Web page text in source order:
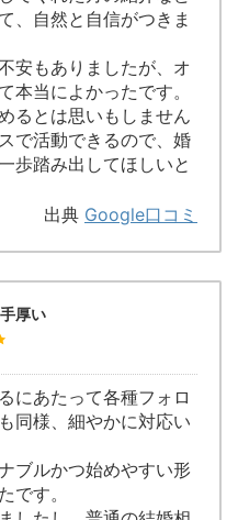
、自然と自信がつきま
安もありましたが、オ
本当によかったです。
るとは思いもしません
で活動できるので、婚
歩踏み出してほしいと
出典 Google口コミ
厚い
にあたって各種フォロ
同様、細やかに対応い
ブルかつ始めやすい形
です。